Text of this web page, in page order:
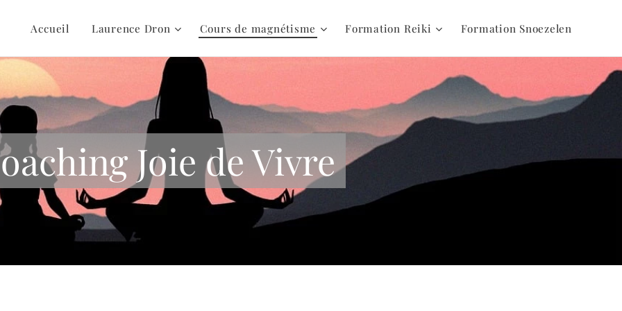
Accueil Laurence Dron Cours de magnétisme Formation Reiki Formation Snoezelen
Joie de Vivre